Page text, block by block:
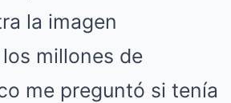
la imagen
millones de
me preguntó si tenía